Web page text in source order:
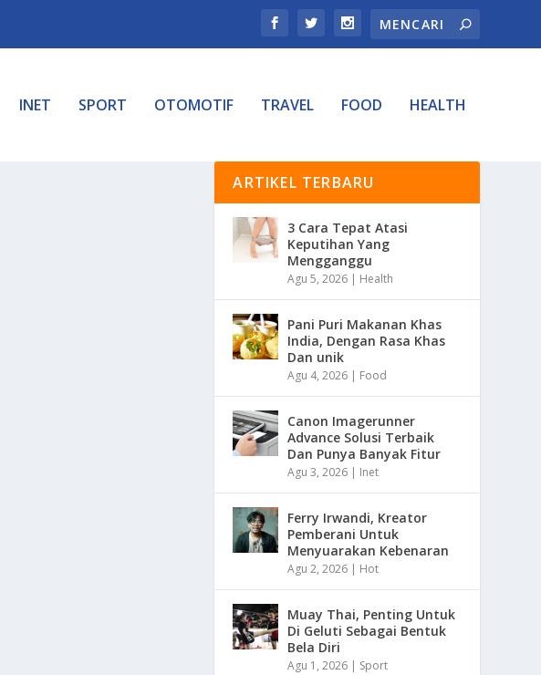
INET SPORT OTOMOTIF TRAVEL FOOD HEALTH
ARTIKEL TERBARU
3 Cara Tepat Atasi
Keputihan Yang
Mengganggu
Agu 5, 2026 | Health
Pani Puri Makanan Khas
India, Dengan Rasa Khas
Dan unik
Agu 4, 2026 | Food
Canon Imagerunner
Advance Solusi Terbaik
Dan Punya Banyak Fitur
Agu 3, 2026 | Inet
Ferry Irwandi, Kreator
Pemberani Untuk
Menyuarakan Kebenaran
Agu 2, 2026 | Hot
Muay Thai, Penting Untuk
Di Geluti Sebagai Bentuk
Bela Diri
Agu 1, 2026 | Sport